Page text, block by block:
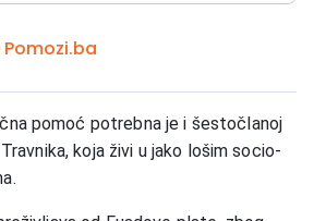
pomoć potrebna je i šestočlanoj
koja živi u jako lošim socio-